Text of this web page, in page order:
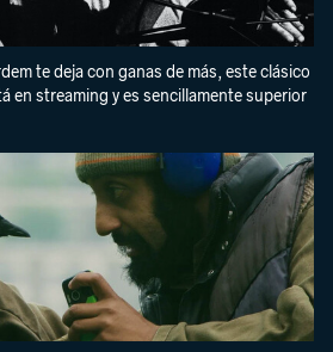
te deja con ganas de más, este clásico
en streaming y es sencillamente superior